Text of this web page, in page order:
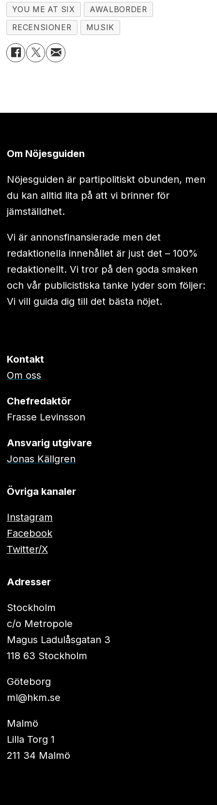
YOU ME AT SIX
AWALBORDER
RECENSIONER
MUSIK
Om Nöjesguiden
Nöjesguiden är partipolitiskt obunden, men
du kan alltid lita på att vi brinner för
jämställdhet.
Vi är annonsfinansierade men det
redaktionella innehållet är just det – 100%
redaktionellt. Vi tror på den goda smaken
och vår publicistiska tanke lyder som följer:
Vi vill guida dig till det bästa nöjet.
Kontakt
Om oss
Chefredaktör
Frasse Levinsson
Ansvarig utgivare
Jonas Källgren
Övriga kanaler
Instagram
Facebook
Twitter/X
Adresser
Stockholm
c/o Metropole
Magus Ladulåsgatan 3
118 63 Stockholm
Göteborg
ml@hkm.se
Malmö
Lilla Torg 1
211 34 Malmö